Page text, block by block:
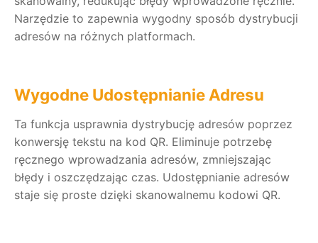
Narzędzie to zapewnia wygodny sposób dystrybucji
adresów na różnych platformach.
Wygodne Udostępnianie Adresu
Ta funkcja usprawnia dystrybucję adresów poprzez
konwersję tekstu na kod QR. Eliminuje potrzebę
ręcznego wprowadzania adresów, zmniejszając
błędy i oszczędzając czas. Udostępnianie adresów
staje się proste dzięki skanowalnemu kodowi QR.